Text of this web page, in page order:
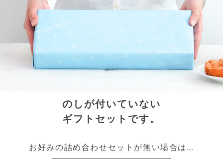
のしが付いていない
ギフトセットです。
お好みの詰め合わせセットが無い場合は…